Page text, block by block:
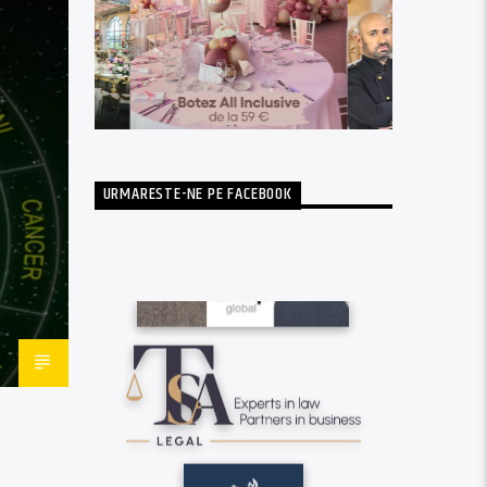
URMARESTE-NE PE FACEBOOK